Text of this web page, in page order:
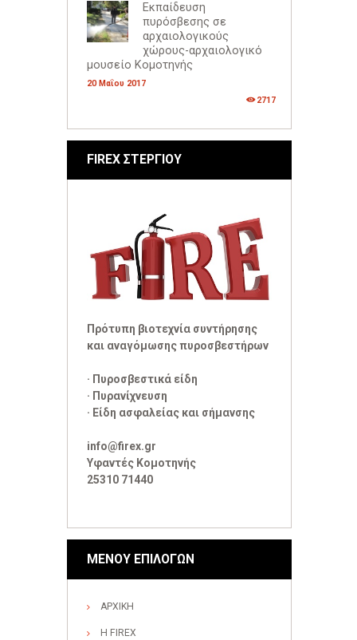
Εκπαίδευση
πυρόσβεσης σε
αρχαιολογικούς
χώρους-αρχαιολογικό
μουσείο Κομοτηνής
20 Μαΐου 2017
2717
FIREX ΣΤΕΡΓΙΟΥ
Πρότυπη βιοτεχνία συντήρησης
και αναγόμωσης πυροσβεστήρων
· Πυροσβεστικά είδη
· Πυρανίχνευση
· Είδη ασφαλείας και σήμανσης
info@firex.gr
Υφαντές Κομοτηνής
25310 71440
ΜΕΝΟΥ ΕΠΙΛΟΓΩΝ
ΑΡΧΙΚΗ
Η FIREX